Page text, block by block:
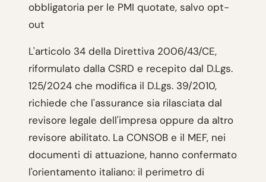
obbligatoria per le PMI quotate, salvo opt-
out
L'articolo 34 della Direttiva 2006/43/CE,
riformulato dalla CSRD e recepito dal D.Lgs.
125/2024 che modifica il D.Lgs. 39/2010,
richiede che l'assurance sia rilasciata dal
revisore legale dell'impresa oppure da altro
revisore abilitato. La CONSOB e il MEF, nei
documenti di attuazione, hanno confermato
l'orientamento italiano: il perimetro di